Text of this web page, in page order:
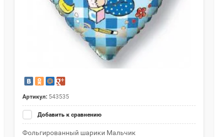
Артикул: 543535
Добавить к сравнению
Фольгированный шарики Мальчик